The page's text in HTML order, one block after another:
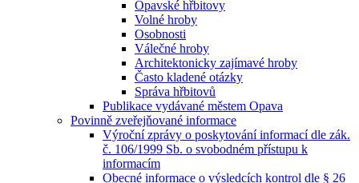
Opavské hřbitovy
Volné hroby
Osobnosti
Válečné hroby
Architektonicky zajímavé hroby
Často kladené otázky
Správa hřbitovů
Publikace vydávané městem Opava
Povinně zveřejňované informace
Výroční zprávy o poskytování informací dle zák.
č. 106/1999 Sb. o svobodném přístupu k
informacím
Obecné informace o výsledcích kontrol dle § 26